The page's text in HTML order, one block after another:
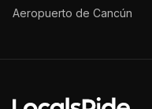
Aeropuerto de Cancún